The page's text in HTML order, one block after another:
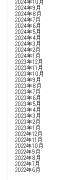
2024年9月
2024年8月
2024年7月
2024年6月
2024年5月
2024年4月
2024年3月
2024年2月
2024年1月
2023年12月
2023年11月
2023年10月
2023年9月
2023年8月
2023年7月
2023年6月
2023年5月
2023年4月
2023年3月
2023年2月
2023年1月
2022年12月
2022年11月
2022年10月
2022年9月
2022年8月
2022年7月
2022年6月